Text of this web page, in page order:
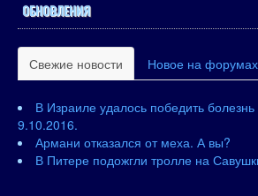
ОБНОВЛЕНИЯ
Свежие новости Новое на форумах
В Израиле удалось победить
9.10.2016.
Армани отказался от меха. А вы?
В Питере подожгли тролле на